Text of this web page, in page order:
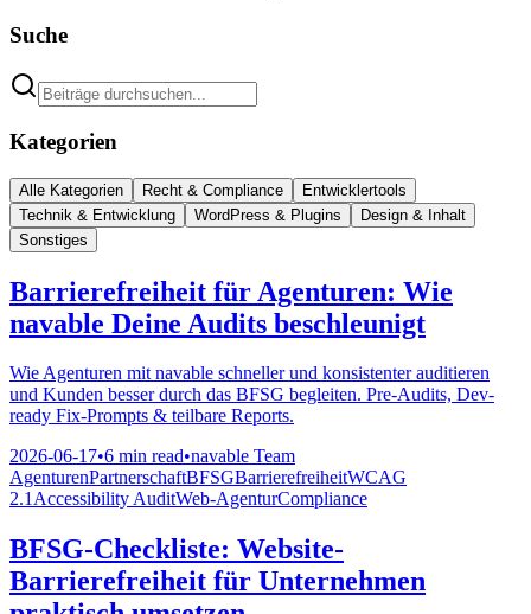
Suche
Kategorien
Alle Kategorien Recht & Compliance
Entwicklertools
Technik & Entwicklung
WordPress & Plugins
Design & Inhalt
Sonstiges
Barrierefreiheit für Agenturen: Wie
navable Deine Audits beschleunigt
Wie Agenturen mit navable schneller und konsistenter auditieren
und Kunden besser durch das BFSG begleiten. Pre-Audits, Dev-
ready Fix-Prompts & teilbare Reports.
2026-06-17•6 min read•navable Team
AgenturenPartnerschaftBFSGBarrierefreiheitWCAG
2.1Accessibility AuditWeb-AgenturCompliance
BFSG-Checkliste: Website-
Barrierefreiheit für Unternehmen